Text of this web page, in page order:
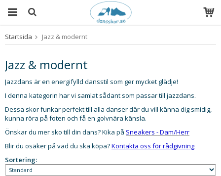
Produkten har blivit tillagd i varukorgen
Startsida Jazz & modernt
Jazz & modernt
Jazzdans är en energifylld dansstil som ger mycket glädje!
I denna kategorin har vi samlat sådant som passar till jazzdans.
Dessa skor funkar perfekt till alla danser där du vill känna dig smidig,
kunna röra på foten och få en golvnära känsla.
Önskar du mer sko till din dans? Kika på Sneakers - Dam/Herr
Blir du osäker på vad du ska köpa?Kontakta oss för rådgivning
Sortering: